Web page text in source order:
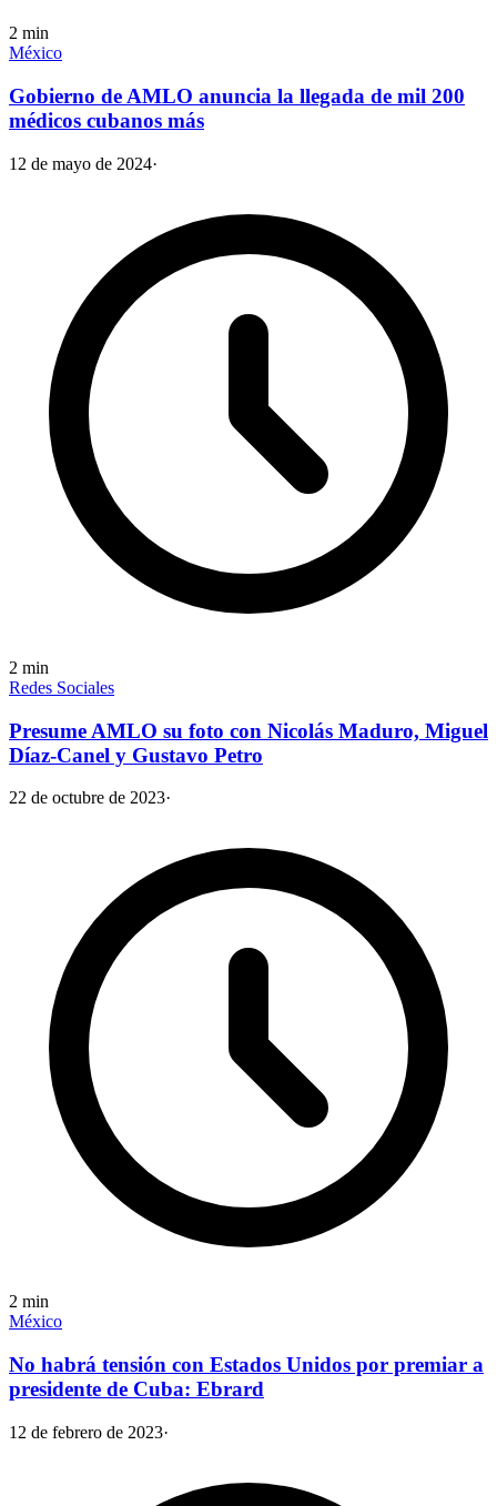
2 min
México
Gobierno de AMLO anuncia la llegada de mil 200
médicos cubanos más
12 de mayo de 2024·
2 min
Redes Sociales
Presume AMLO su foto con Nicolás Maduro, Miguel
Díaz-Canel y Gustavo Petro
22 de octubre de 2023·
2 min
México
No habrá tensión con Estados Unidos por premiar a
presidente de Cuba: Ebrard
12 de febrero de 2023·